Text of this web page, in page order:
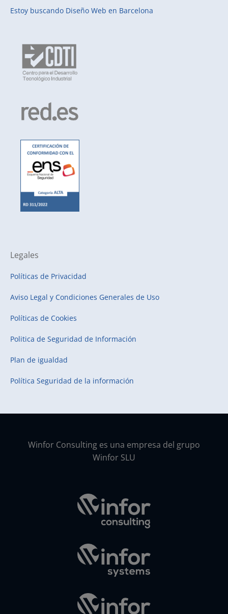
Estoy buscando Diseño Web en Barcelona
Legales
Políticas de Privacidad
Aviso Legal y Condiciones Generales de Uso
Políticas de Cookies
Politica de Seguridad de Información
Plan de igualdad
Política Seguridad de la información
Winfor Consulting es una empresa del grupo
Winfor SLU